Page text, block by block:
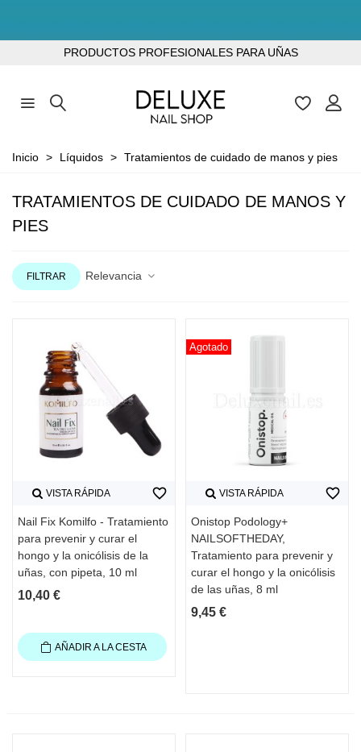
PRODUCTOS PROFESIONALES PARA UÑAS
Inicio > Líquidos > Tratamientos de cuidado de manos y pies
TRATAMIENTOS DE CUIDADO DE MANOS Y
PIES
FILTRAR Relevancia
VISTA RÁPIDA
Nail Fix Komilfo - Tratamiento
para prevenir y curar el
hongo y la onicólisis de la
uñas, con pipeta, 10 ml
10,40 €
favorite_border
AÑADIR A LA CESTA
Agotado
VISTA RÁPIDA
Onistop Podology+
NAILSOFTHEDAY,
Tratamiento para prevenir y
curar el hongo y la onicólisis
de las uñas, 8 ml
9,45 €
favorite_border